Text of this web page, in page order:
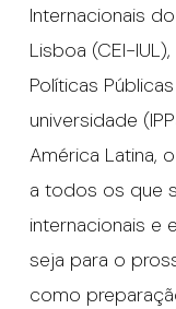
Internacionais
Lisboa (CEI-
Políticas
universidade
América Latina,
a todos os que
internacionais e
seja para o
como